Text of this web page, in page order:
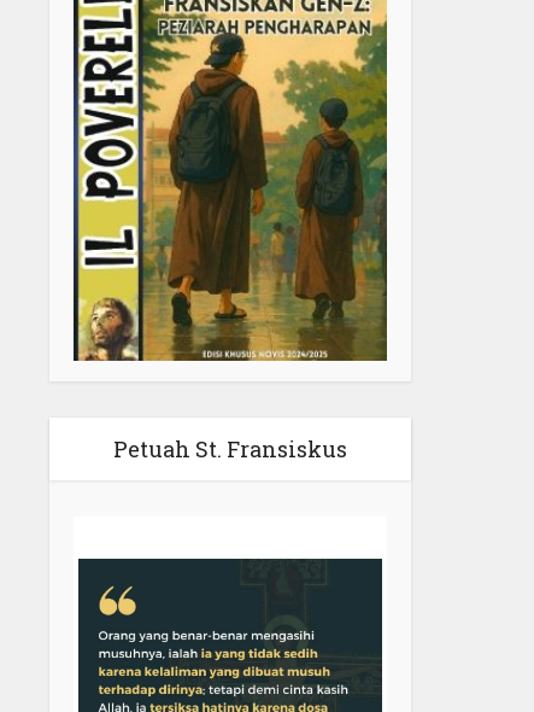
Petuah St. Fransiskus